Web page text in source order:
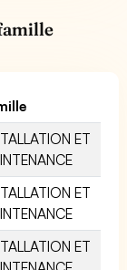
ET
ET
ET